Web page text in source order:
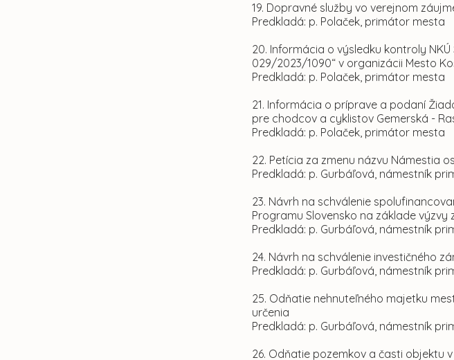
19. Dopravné služby vo verejnom
Predkladá: p. Polaček, primátor mesta
20. Informácia o výsledku kontroly
029/2023/1090“ v organizácii Mesto
Predkladá: p. Polaček, primátor mesta
21. Informácia o príprave a podaní
pre chodcov a cyklistov Gemerská -
Predkladá: p. Polaček, primátor mesta
22. Petícia za zmenu názvu Námestia
Predkladá: p. Gurbáľová, námestník
23. Návrh na schválenie
Programu Slovensko na základe
Predkladá: p. Gurbáľová, námestník
24. Návrh na schválenie investičného
Predkladá: p. Gurbáľová, námestník
25. Odňatie nehnuteľného majetku
určenia
Predkladá: p. Gurbáľová, námestník
26. Odňatie pozemkov a časti objektu